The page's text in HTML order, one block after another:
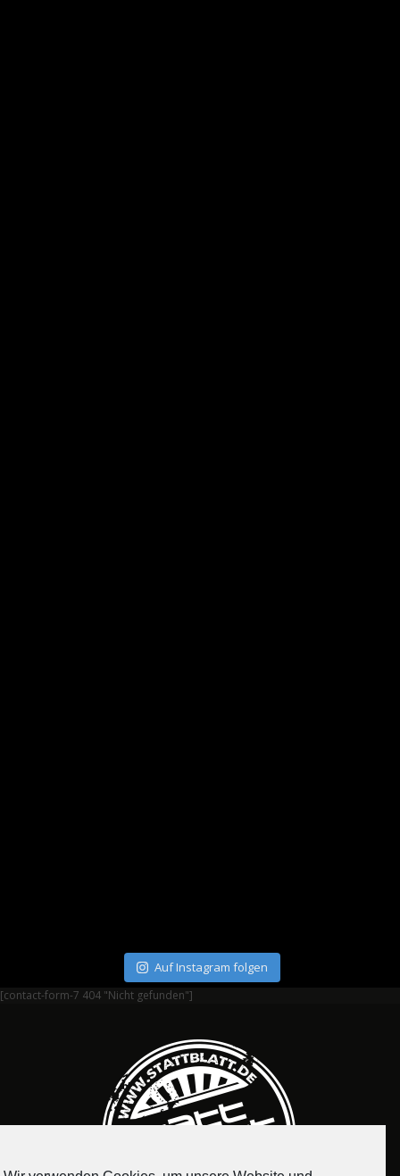
Auf Instagram folgen
[contact-form-7 404 "Nicht gefunden"]